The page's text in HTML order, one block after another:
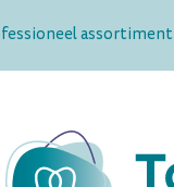
assortiment